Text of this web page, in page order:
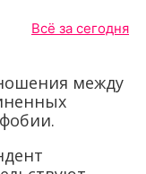
Всё за сегодня
между